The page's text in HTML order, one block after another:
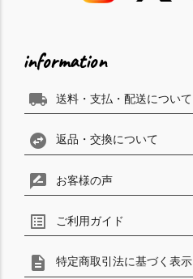
information
local_shipping 送料・支払・配送について
swap_horizontal_circle 返品・交換について
rate_review お客様の声
list_alt ご利用ガイド
description 特定商取引法に基づく表示